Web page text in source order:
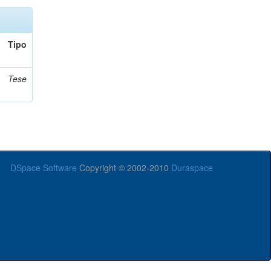
Tipo
Tese
DSpace Software Copyright © 2002-2010 Duraspace